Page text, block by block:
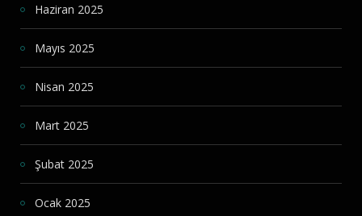
Haziran 2025
Mayıs 2025
Nisan 2025
Mart 2025
Şubat 2025
Ocak 2025